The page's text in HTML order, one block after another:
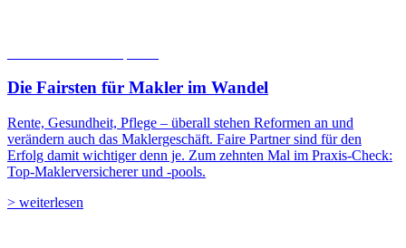
Die Fairsten für Makler im Wandel
Rente, Gesundheit, Pflege – überall stehen Reformen an und
verändern auch das Maklergeschäft. Faire Partner sind für den
Erfolg damit wichtiger denn je. Zum zehnten Mal im Praxis-Check:
Top-Maklerversicherer und -pools.
> weiterlesen